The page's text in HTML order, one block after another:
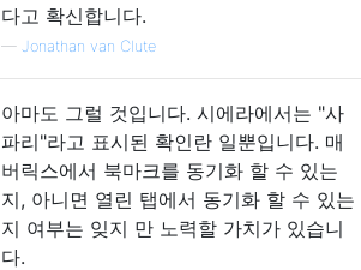
다고 확신합니다.
— Jonathan van Clute
아마도 그럴 것입니다. 시에라에서는 "사
파리"라고 표시된 확인란 일뿐입니다. 매
버릭스에서 북마크를 동기화 할 수 있는
지, 아니면 열린 탭에서 동기화 할 수 있는
지 여부는 잊지 만 노력할 가치가 있습니
다.